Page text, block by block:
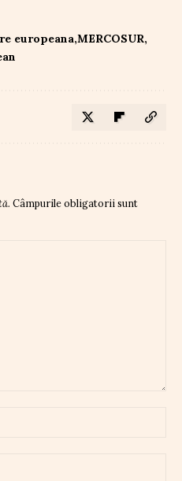
europeana MERCOSUR
Câmpurile obligatorii sunt